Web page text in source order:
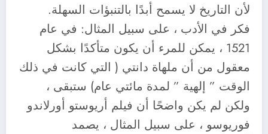
لأن التاريخ لا يسمح أبدًا بالتنبؤات السهلة.
فكر في الأدب ، على سبيل المثال: في عام
1521 ، يمكن للمرء أن يكون متأكدًا بشكل
معقول من أن ملهاة دانتي ( التي كانت في ذلك
الوقت ” إلهية ” لمدة مائتي عام) ستبقى ،
ولكن لم يكن واضحًا أن فيلم أريوستو أورلاندو
فوريوسو ، على سبيل المثال ، يصمد